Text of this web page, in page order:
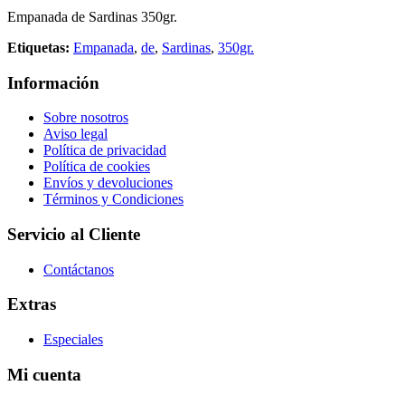
Empanada de Sardinas 350gr.
Etiquetas: Empanada, de, Sardinas, 350gr.
Información
Sobre nosotros
Aviso legal
Política de privacidad
Política de cookies
Envíos y devoluciones
Términos y Condiciones
Servicio al Cliente
Contáctanos
Extras
Especiales
Mi cuenta